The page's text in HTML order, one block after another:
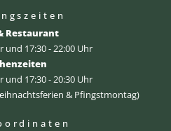
Restaurant
und 17:30 - 22:00 Uhr
und 17:30 - 20:30 Uhr
& Pfingstmontag)